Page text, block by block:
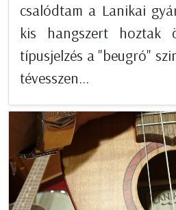
csalódtam a Lanikai
kis hangszert hoztak
típusjelzés a "beugró"
tévesszen...